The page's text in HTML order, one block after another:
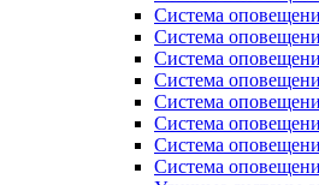
Система
Система
Система
Система
Система
Система
Система
Система